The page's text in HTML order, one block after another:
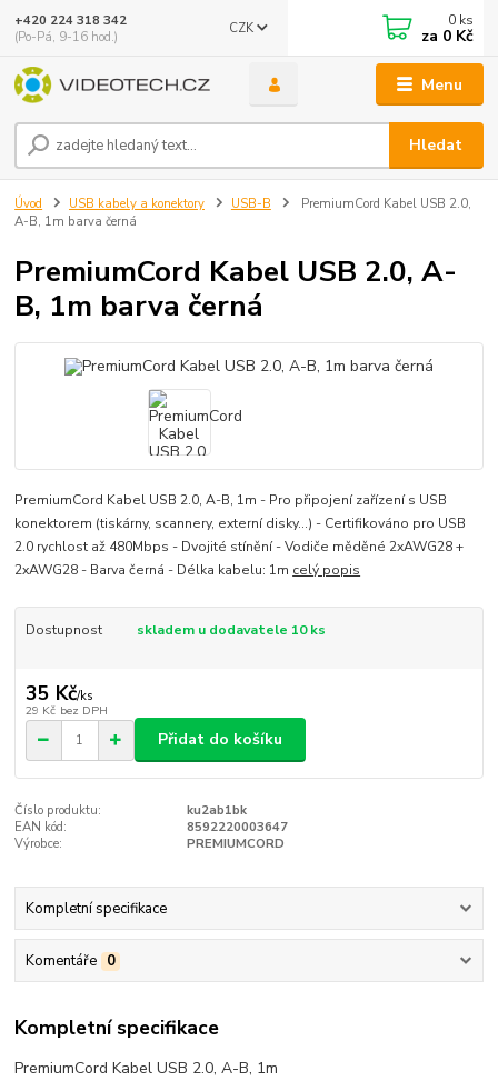
Menu
CZK
Hledat
+420 224 318 342
(Po-Pá, 9-16 hod.)
0 ks
za 0 Kč
Úvod USB kabely a konektory USB-B
PremiumCord Kabel USB 2.0,
A-B, 1m barva černá
PremiumCord Kabel USB 2.0, A-
B, 1m barva černá
PremiumCord Kabel USB 2.0, A-B, 1m - Pro připojení zařízení s USB
konektorem (tiskárny, scannery, externí disky...) - Certifikováno pro USB
2.0 rychlost až 480Mbps - Dvojité stínění - Vodiče měděné 2xAWG28 +
2xAWG28 - Barva černá - Délka kabelu: 1m celý popis
Dostupnost skladem u dodavatele 10 ks
35 Kč/ks
29 Kč bez DPH
Přidat do košíku
Číslo produktu:
ku2ab1bk
EAN kód:
8592220003647
Výrobce:
PREMIUMCORD
Kompletní specifikace
Komentáře 0
Kompletní specifikace
PremiumCord Kabel USB 2.0, A-B, 1m